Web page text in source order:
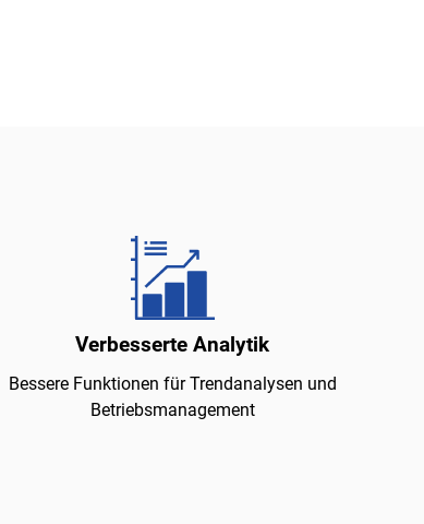
Verbesserte Analytik
Bessere Funktionen für Trendanalysen und
Betriebsmanagement